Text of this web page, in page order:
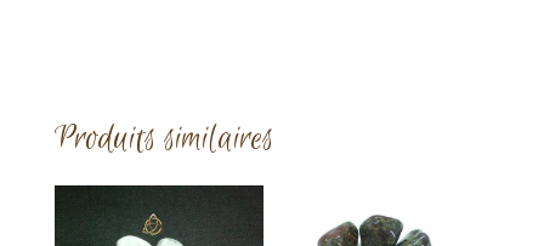
Produits similaires